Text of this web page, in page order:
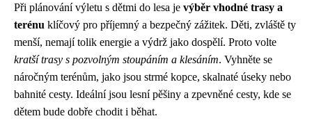
Při plánování výletu s dětmi do lesa je výběr vhodné trasy a
terénu klíčový pro příjemný a bezpečný zážitek. Děti, zvláště ty
menší, nemají tolik energie a výdrž jako dospělí. Proto volte
kratší trasy s pozvolným stoupáním a klesáním. Vyhněte se
náročným terénům, jako jsou strmé kopce, skalnaté úseky nebo
bahnité cesty. Ideální jsou lesní pěšiny a zpevněné cesty, kde se
dětem bude dobře chodit i běhat.